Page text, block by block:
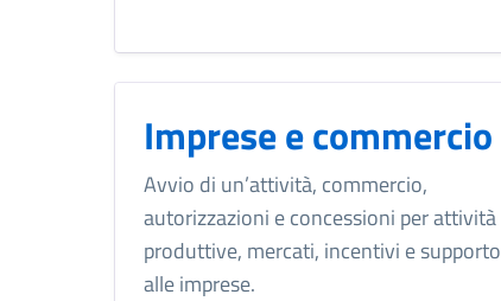
Imprese e commercio
Avvio di un’attività, commercio,
autorizzazioni e concessioni per attività
produttive, mercati, incentivi e supporto
alle imprese.